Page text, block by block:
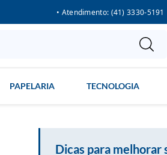
• Atendimento: (41) 3330-5191
PAPELARIA TECNOLOGIA
Dicas para melhorar